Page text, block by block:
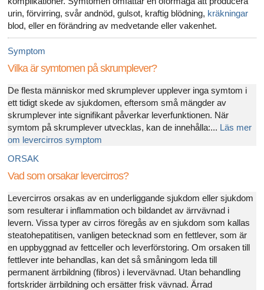
urin, förvirring, svår andnöd, gulsot, kraftig blödning, kräkningar
blod, eller en förändring av medvetande eller vakenhet.
Symptom
Vilka är symtomen på skrumplever?
De flesta människor med skrumplever upplever inga symtom i
ett tidigt skede av sjukdomen, eftersom små mängder av
skrumplever inte signifikant påverkar leverfunktionen. När
symtom på skrumplever utvecklas, kan de innehålla:... Läs mer
om levercirros symptom
ORSAK
Vad som orsakar levercirros?
Levercirros orsakas av en underliggande sjukdom eller sjukdom
som resulterar i inflammation och bildandet av ärrvävnad i
levern. Vissa typer av cirros föregås av en sjukdom som kallas
steatohepatitisen, vanligen betecknad som en fettlever, som är
en uppbyggnad av fettceller och leverförstoring. Om orsaken till
fettlever inte behandlas, kan det så småningom leda till
permanent ärrbildning (fibros) i levervävnad. Utan behandling
fortskrider ärrbildning och ersätter frisk vävnad. Ärrad